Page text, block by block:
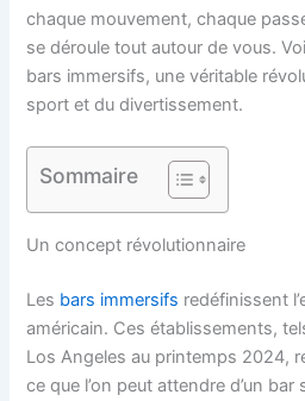
chaque mouvement, chaque
se déroule tout autour de vous.
bars immersifs, une véritable
sport et du divertissement.
Sommaire
Un concept révolutionnaire
Les bars immersifs redéfinissent
américain. Ces établissements,
Los Angeles au printemps 2024,
ce que l’on peut attendre d’un